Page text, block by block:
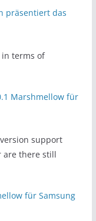
präsentiert das
in terms of
Marshmellow für
support
are there still
für Samsung